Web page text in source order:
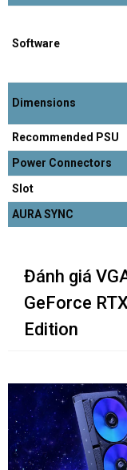
Software
Dimensions
Recommended PSU
Power Connectors
Slot
AURA SYNC
Đánh giá
GeForce
Edition